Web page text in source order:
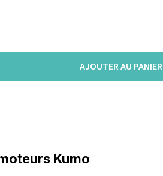
AJOUTER AU PANIER
Kumo